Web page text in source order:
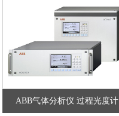
ABB气体分析仪 过程光度计